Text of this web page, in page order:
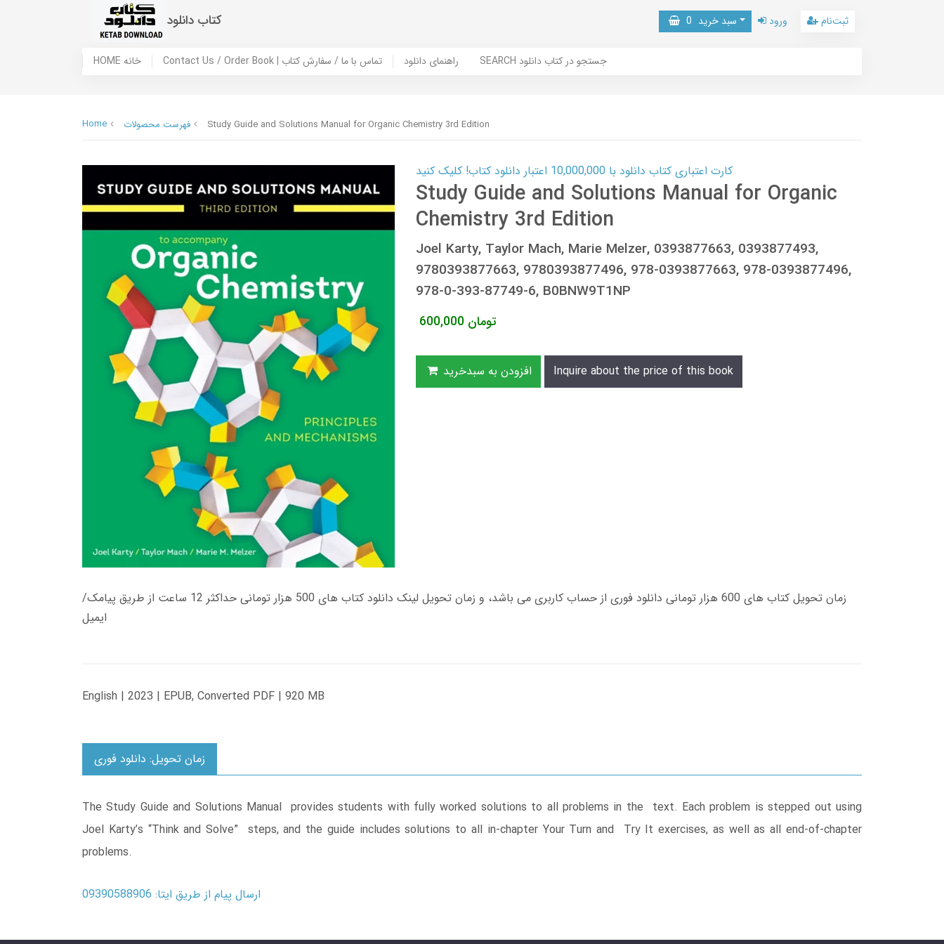
کتاب دانلود سبد خرید 0 ورود ثبت‌نام
HOME خانه Contact Us / Order Book | تماس با ما / سفارش کتاب راهنمای دانلود SEARCH جستجو در کتاب دانلود
Home فهرست محصولات Study Guide and Solutions Manual for Organic Chemistry 3rd Edition
کارت اعتباری کتاب دانلود با 10,000,000 اعتبار دانلود کتاب! کلیک کنید
Study Guide and Solutions Manual for Organic
Chemistry 3rd Edition
Joel Karty, Taylor Mach, Marie Melzer, 0393877663, 0393877493,
9780393877663, 9780393877496, 978-0393877663, 978-0393877496,
978-0-393-87749-6, B0BNW9T1NP
600,000 تومان
افزودن به سبدخرید Inquire about the price of this book
زمان تحویل کتاب های 600 هزار تومانی دانلود فوری از حساب کاربری می باشد، و زمان تحویل لینک دانلود کتاب های 500 هزار تومانی حداکثر 12 ساعت از طریق پیامک/
ایمیل
English | 2023 | EPUB, Converted PDF | 920 MB
زمان تحویل: دانلود فوری
The Study Guide and Solutions Manual provides students with fully worked solutions to all problems in the text. Each problem is stepped out using
Joel Karty’s “Think and Solve” steps, and the guide includes solutions to all in-chapter Your Turn and Try It exercises, as well as all end-of-chapter
problems.
ارسال پیام از طریق ایتا: 09390588906